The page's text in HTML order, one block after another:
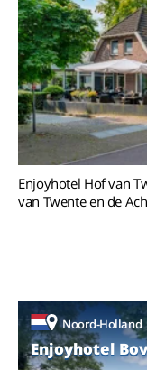
Enjoyhotel Hof van
van Twente en de
Noord-Holland
Enjoyhotel